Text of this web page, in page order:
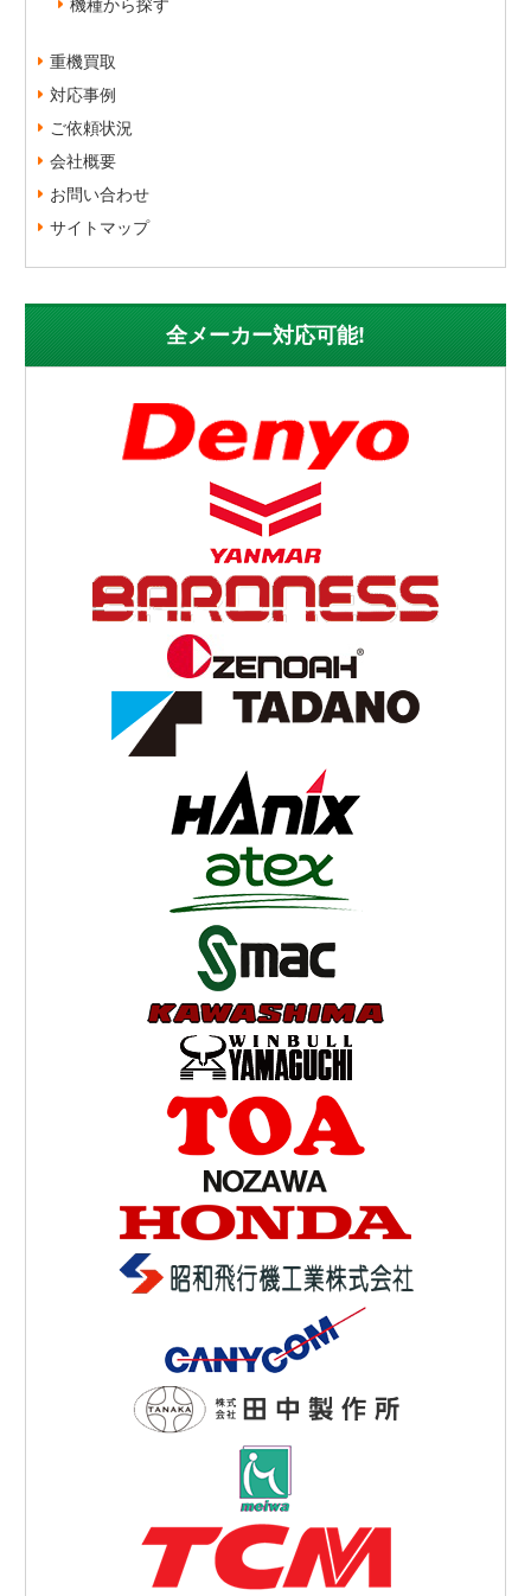
重機買取
対応事例
ご依頼状況
会社概要
お問い合わせ
サイトマップ
全メーカー対応可能!